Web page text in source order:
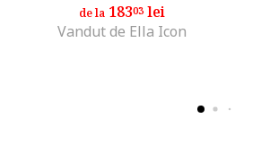
de la 18303lei
Vandut de Ella Icon